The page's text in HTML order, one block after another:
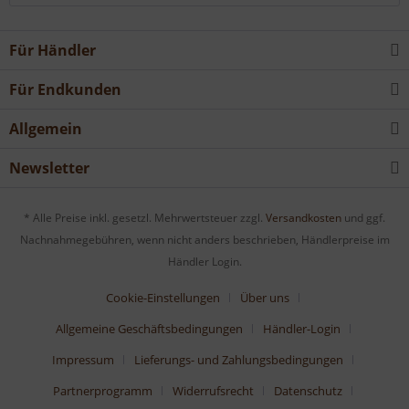
Für Händler
Für Endkunden
Allgemein
Newsletter
* Alle Preise inkl. gesetzl. Mehrwertsteuer zzgl. Versandkosten und ggf.
Nachnahmegebühren, wenn nicht anders beschrieben, Händlerpreise im
Händler Login.
Cookie-Einstellungen
Über uns
Allgemeine Geschäftsbedingungen
Händler-Login
Impressum
Lieferungs- und Zahlungsbedingungen
Partnerprogramm
Widerrufsrecht Datenschutz